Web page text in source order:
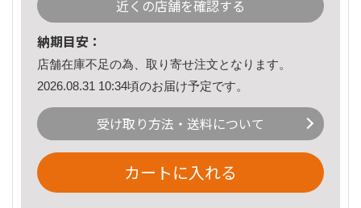
近くの店舗を確認する
納期目安：
店舗在庫不足の為、取り寄せ注文となります。
2026.08.31 10:34頃のお届け予定です。
受け取り方法・送料について
カートに入れる